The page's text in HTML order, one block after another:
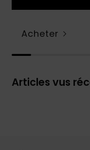
Acheter
Articles vus